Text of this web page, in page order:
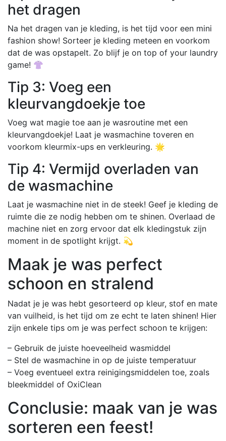
het dragen
Na het dragen van je kleding, is het tijd voor een mini
fashion show! Sorteer je kleding meteen en voorkom
dat de was opstapelt. Zo blijf je on top of your laundry
game! 👚
Tip 3: Voeg een
kleurvangdoekje toe
Voeg wat magie toe aan je wasroutine met een
kleurvangdoekje! Laat je wasmachine toveren en
voorkom kleurmix-ups en verkleuring. 🌟
Tip 4: Vermijd overladen van
de wasmachine
Laat je wasmachine niet in de steek! Geef je kleding de
ruimte die ze nodig hebben om te shinen. Overlaad de
machine niet en zorg ervoor dat elk kledingstuk zijn
moment in de spotlight krijgt. 💫
Maak je was perfect
schoon en stralend
Nadat je je was hebt gesorteerd op kleur, stof en mate
van vuilheid, is het tijd om ze echt te laten shinen! Hier
zijn enkele tips om je was perfect schoon te krijgen:
– Gebruik de juiste hoeveelheid wasmiddel
– Stel de wasmachine in op de juiste temperatuur
– Voeg eventueel extra reinigingsmiddelen toe, zoals
bleekmiddel of OxiClean
Conclusie: maak van je was
sorteren een feest!